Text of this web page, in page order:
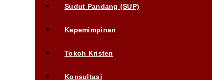
Sudut Pandang (SUP)
Kepemimpinan
Tokoh Kristen
Konsultasi